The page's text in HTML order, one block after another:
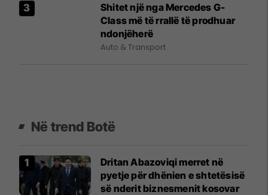
Shitet një nga Mercedes G-
Class më të rrallë të prodhuar
ndonjëherë
Auto & Transport
Në trend Botë
Dritan Abazoviqi merret në
pyetje për dhënien e shtetësisë
së nderit biznesmenit kosovar